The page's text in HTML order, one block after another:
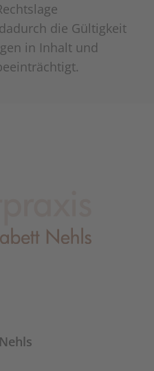
die Gültigkeit
in Inhalt und